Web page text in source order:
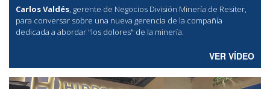
Carlos Valdés, gerente de Negocios División Minería de Resiter,
para conversar sobre una nueva gerencia de la compañía
dedicada a abordar "los dolores" de la minería.
VER VÍDEO